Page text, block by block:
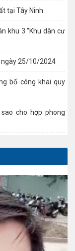
tại Tây Ninh
khu 3 “Khu dân cư
ngày 25/10/2024
bố công khai quy
cho hợp phong